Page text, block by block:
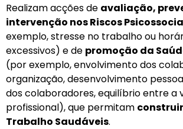
Realizam acções de avaliação,
intervenção nos Riscos
exemplo, stresse no trabalho ou
excessivos) e de promoção da
(por exemplo, envolvimento dos
organização, desenvolvimento
dos colaboradores, equilíbrio entre a
profissional), que permitam
Trabalho Saudáveis.